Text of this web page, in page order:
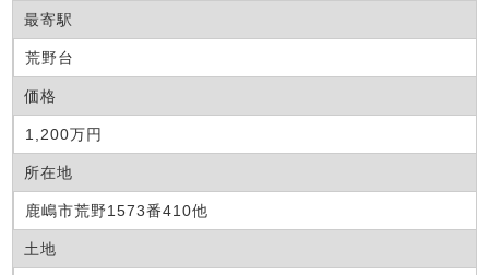
最寄駅
荒野台
価格
1,200万円
所在地
鹿嶋市荒野1573番410他
土地